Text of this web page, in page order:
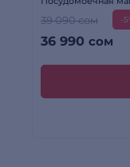
39 090 сом -
36 990 сом